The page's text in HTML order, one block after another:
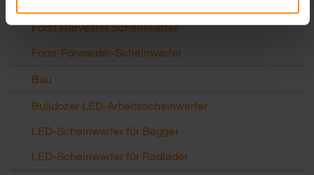
Forst Harvester Scheinwerfer
Forst-Forwarder-Scheinwerfer
Bau
Bulldozer LED-Arbeitsscheinwerfer
LED-Scheinwerfer für Bagger
LED-Scheinwerfer für Radlader